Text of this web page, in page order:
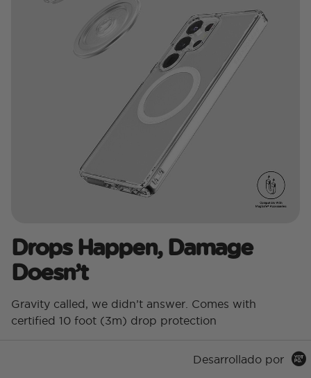
Drops Happen, Damage
Doesn’t
Gravity called, we didn’t answer. Comes with
certified 10 foot (3m) drop protection
Desarrollado por